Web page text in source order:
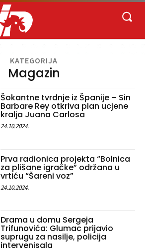
KATEGORIJA
Magazin
Šokantne tvrdnje iz Španije – Sin
Barbare Rey otkriva plan ucjene
kralja Juana Carlosa
24.10.2024.
Prva radionica projekta “Bolnica
za plišane igračke” održana u
vrtiću “Šareni voz”
24.10.2024.
Drama u domu Sergeja
Trifunovića: Glumac prijavio
suprugu za nasilje, policija
intervenisala